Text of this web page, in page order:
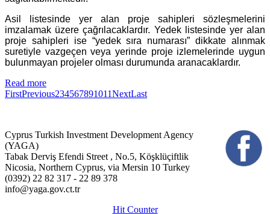
Asil listesinde yer alan proje sahipleri sözleşmelerini
imzalamak üzere çağrılacaklardır. Yedek listesinde yer alan
proje sahipleri ise “yedek sıra numarası” dikkate alınmak
suretiyle vazgeçen veya yerinde proje izlemelerinde uygun
bulunmayan projeler olması durumunda aranacaklardır.
Read more
FirstPrevious234567891011NextLast
Cyprus Turkish Investment Development Agency
(YAGA)
Tabak Derviş Efendi Street , No.5, Köşklüçiftlik
Nicosia, Northern Cyprus, via Mersin 10 Turkey
(0392) 22 82 317 - 22 89 378
info@yaga.gov.ct.tr
Hit Counter